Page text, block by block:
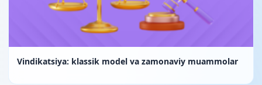
Vindikatsiya: klassik model va zamonaviy muammolar